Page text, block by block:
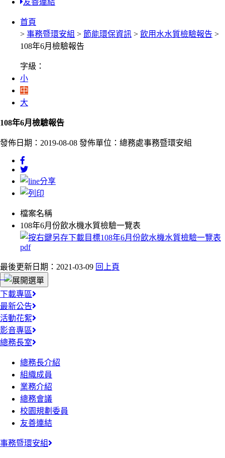
友善連結
首頁
> 事務暨環安組 > 節能環保資訊 > 飲用水水質檢驗報告 >
108年6月檢驗報告
字級：
小
中
大
108年6月檢驗報告
發佈日期：2019-08-08 發佈單位：總務處事務暨環安組
檔案名稱
108年6月份飲水機水質檢驗一覽表
最後更新日期：2021-03-09 回上頁
:::
下載專區
最新公告
活動花絮
影音專區
總務長室
總務長介紹
組織成員
業務介紹
總務會議
校園規劃委員
友善連結
事務暨環安組